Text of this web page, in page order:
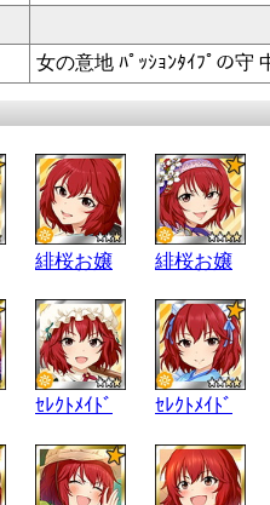
女の意地 ﾊﾟｯｼｮﾝﾀｲﾌﾟの守
緋桜お嬢 緋桜お嬢
ｾﾚｸﾄﾒｲﾄﾞ ｾﾚｸﾄﾒｲﾄﾞ